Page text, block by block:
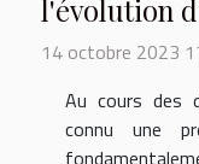
l'évolution
14 octobre 2023
Au cours des
connu une